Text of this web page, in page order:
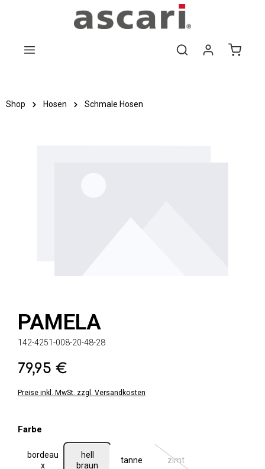
Zum Hauptinhalt springen
Shop Hosen Schmale Hosen
PAMELA
142-4251-008-20-48-28
Regulärer Preis:
79,95 €
Preise inkl. MwSt. zzgl. Versandkosten
Farbe
bordeau
x
hell
braun
tanne zimt(Diese Option ist zurzeit